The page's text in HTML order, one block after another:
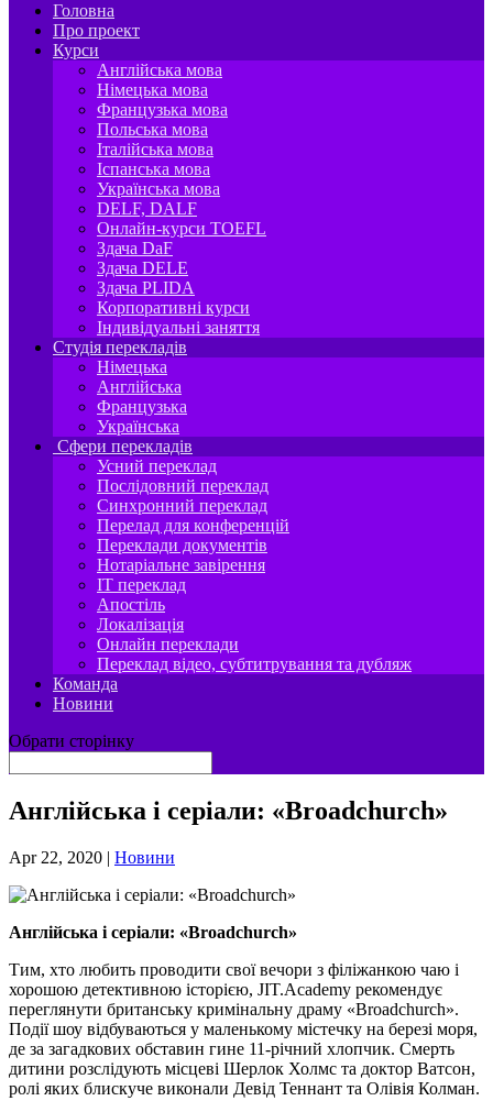
Головна
Про проект
Курси
Англійська мова
Німецька мова
Французька мова
Польська мова
Італійська мова
Іспанська мова
Українська мова
DELF, DALF
Онлайн-курси TOEFL
Здача DaF
Здача DELE
Здача PLIDA
Корпоративні курси
Індивідуальні заняття
Студія перекладів
Німецька
Англійська
Французька
Українська
Сфери перекладів
Усний переклад
Послідовний переклад
Синхронний переклад
Перелад для конференцій
Переклади документів
Нотаріальне завірення
IT переклад
Апостіль
Локалізація
Онлайн переклади
Переклад відео, субтитрування та дубляж
Команда
Новини
Обрати сторінку
Англійська і серіали: «Broadchurch»
Apr 22, 2020 | Новини
Англійська і серіали: «Broadchurch»
Тим, хто любить проводити свої вечори з філіжанкою чаю і
хорошою детективною історією, JIT.Academy рекомендує
переглянути британську кримінальну драму «Broadchurch».
Події шоу відбуваються у маленькому містечку на березі моря,
де за загадкових обставин гине 11-річний хлопчик. Смерть
дитини розслідують місцеві Шерлок Холмс та доктор Ватсон,
ролі яких блискуче виконали Девід Теннант та Олівія Колман.